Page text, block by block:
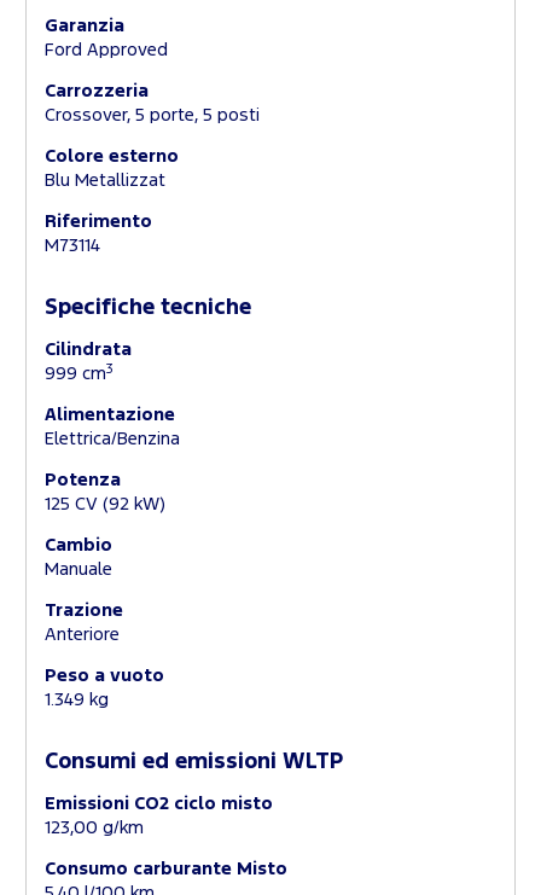
Garanzia
Ford Approved
Carrozzeria
Crossover, 5 porte, 5 posti
Colore esterno
Blu Metallizzat
Riferimento
M73114
Specifiche tecniche
Cilindrata
999 cm 3
Alimentazione
Elettrica/Benzina
Potenza
125 CV (92 kW)
Cambio
Manuale
Trazione
Anteriore
Peso a vuoto
1.349 kg
Consumi ed emissioni WLTP
Emissioni CO2 ciclo misto
123,00 g/km
Consumo carburante Misto